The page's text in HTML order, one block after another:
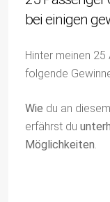
bei einigen
Hinter meinen
folgende
Wie du an diesem
erfährst du
Möglichkeiten.